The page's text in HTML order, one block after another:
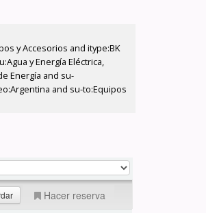
y Accesorios and itype:BK
y Energía Eléctrica,
Energía and su-
and su-to:Equipos
Hacer reserva